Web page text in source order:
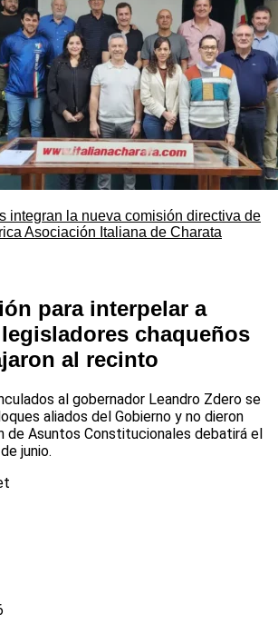
integran la nueva comisión directiva de
Asociación Italiana de Charata
para interpelar a
chaqueños
al recinto
al gobernador Leandro Zdero se
aliados del Gobierno y no dieron
de Asuntos Constitucionales debatirá el
junio.